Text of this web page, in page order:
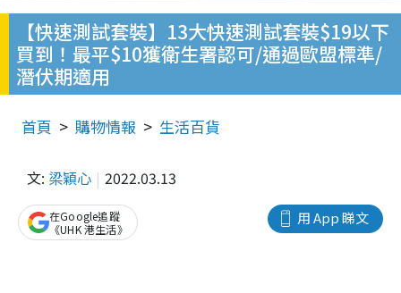
【快速測試套裝】13大快速測試套裝$19以下
買到！最平$10獲衛生署認可/通過歐盟標準/
潛伏期適用
首頁 購物情報 生活百貨
文: 梁穎心 2022.03.13
用 App 睇文
在Google追蹤
《UHK 港生活》